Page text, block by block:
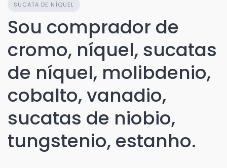
SUCATA DE NÍQUEL
Sou comprador de
cromo, níquel, sucatas
de níquel, molibdenio,
cobalto, vanadio,
sucatas de niobio,
tungstenio, estanho.